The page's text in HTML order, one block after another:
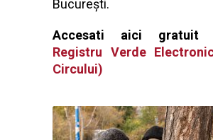
București.
Accesati aici gratuit
Registru Verde
Circului)